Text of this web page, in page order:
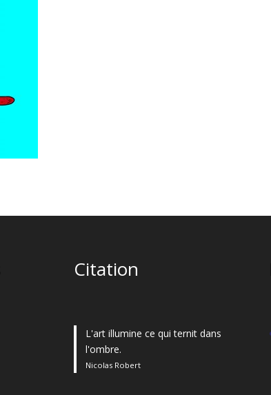
Citation
L'art illumine ce qui ternit dans
l'ombre.
Nicolas Robert